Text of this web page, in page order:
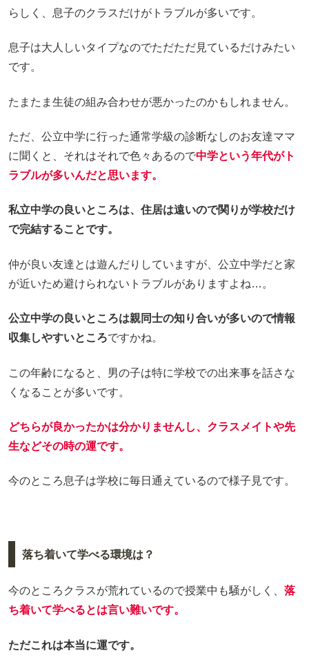
らしく、息子のクラスだけがトラブルが多いです。
息子は大人しいタイプなのでただただ見ているだけみたい
です。
たまたま生徒の組み合わせが悪かったのかもしれません。
ただ、公立中学に行った通常学級の診断なしのお友達ママ
に聞くと、それはそれで色々あるので中学という年代がト
ラブルが多いんだと思います。
私立中学の良いところは、住居は遠いので関りが学校だけ
で完結することです。
仲が良い友達とは遊んだりしていますが、公立中学だと家
が近いため避けられないトラブルがありますよね…。
公立中学の良いところは親同士の知り合いが多いので情報
収集しやすいところですかね。
この年齢になると、男の子は特に学校での出来事を話さな
くなることが多いです。
どちらが良かったかは分かりませんし、クラスメイトや先
生などその時の運です。
今のところ息子は学校に毎日通えているので様子見です。
落ち着いて学べる環境は？
今のところクラスが荒れているので授業中も騒がしく、 落
ち着いて学べるとは言い難いです。
ただこれは本当に運です。